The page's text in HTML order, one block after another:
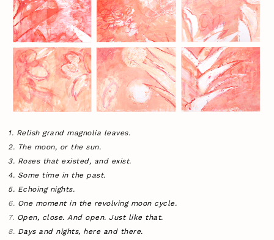
1. Relish grand magnolia leaves.
2. The moon, or the sun.
3. Roses that existed, and exist.
4. Some time in the past.
5. Echoing nights.
6. One moment in the revolving moon cycle.
7. Open, close. And open. Just like that.
8. Days and nights, here and there.